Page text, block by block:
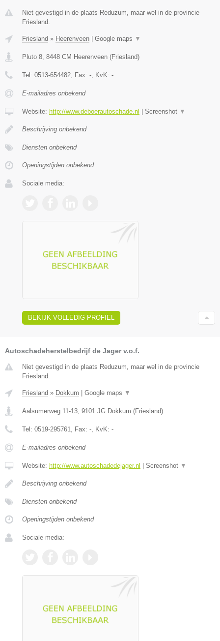
Niet gevestigd in de plaats Reduzum, maar wel in de provincie
Friesland.
Friesland » Heerenveen Google maps ▼
Pluto 8, 8448 CM Heerenveen (Friesland)
Tel: 0513-654482, Fax: -, KvK: -
E-mailadres onbekend
Website: http://www.deboerautoschade.nl Screenshot ▼
Beschrijving onbekend
Diensten onbekend
Openingstijden onbekend
Sociale media:
BEKIJK VOLLEDIG PROFIEL
Autoschadeherstelbedrijf de Jager v.o.f.
Niet gevestigd in de plaats Reduzum, maar wel in de provincie
Friesland.
Friesland » Dokkum Google maps ▼
Aalsumerweg 11-13, 9101 JG Dokkum (Friesland)
Tel: 0519-295761, Fax: -, KvK: -
E-mailadres onbekend
Website: http://www.autoschadedejager.nl Screenshot ▼
Beschrijving onbekend
Diensten onbekend
Openingstijden onbekend
Sociale media: